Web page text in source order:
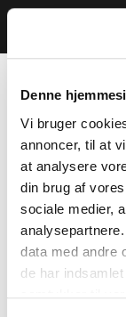
Denne
Vi bruger
annoncer, til at
at analysere
din brug af
sociale medier,
data med andre
de har